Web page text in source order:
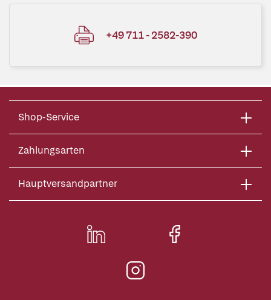
+49 711 - 2582-390
Shop-Service
Zahlungsarten
Hauptversandpartner